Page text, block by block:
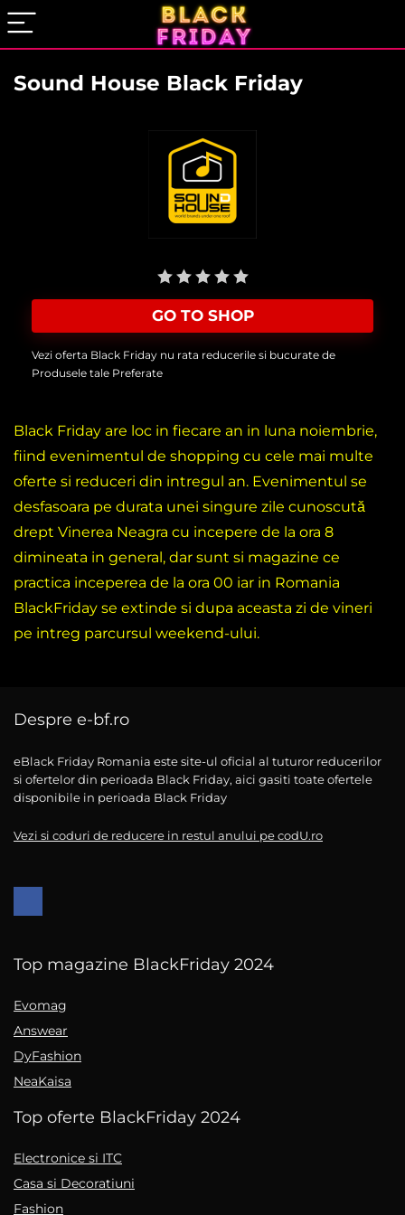
Sound House Black Friday
GO TO SHOP
Vezi oferta Black Friday nu rata reducerile si bucurate de
Produsele tale Preferate
Black Friday are loc in fiecare an in luna noiembrie,
fiind evenimentul de shopping cu cele mai multe
oferte si reduceri din intregul an. Evenimentul se
desfasoara pe durata unei singure zile cunoscută
drept Vinerea Neagra cu incepere de la ora 8
dimineata in general, dar sunt si magazine ce
practica inceperea de la ora 00 iar in Romania
BlackFriday se extinde si dupa aceasta zi de vineri
pe intreg parcursul weekend-ului.
Despre e-bf.ro
eBlack Friday Romania este site-ul oficial al tuturor reducerilor
si ofertelor din perioada Black Friday, aici gasiti toate ofertele
disponibile in perioada Black Friday
Vezi si coduri de reducere in restul anului pe codU.ro
Top magazine BlackFriday 2024
Evomag
Answear
DyFashion
NeaKaisa
Top oferte BlackFriday 2024
Electronice si ITC
Casa si Decoratiuni
Fashion